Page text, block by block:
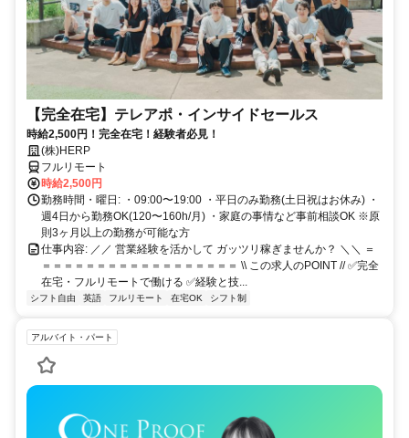
【完全在宅】テレアポ・インサイドセールス
時給2,500円！完全在宅！経験者必見！
(株)HERP
フルリモート
時給2,500円
勤務時間・曜日: ・09:00〜19:00 ・平日のみ勤務(土日祝はお休み) ・
週4日から勤務OK(120〜160h/月) ・家庭の事情など事前相談OK ※原
則3ヶ月以上の勤務が可能な方
仕事内容: ／／ 営業経験を活かして ガッツリ稼ぎませんか？ ＼＼ ＝
＝＝＝＝＝＝＝＝＝＝＝＝＝＝＝＝＝＝ \\ この求人のPOINT // ✅完全
在宅・フルリモートで働ける ✅経験と技...
シフト自由 英語 フルリモート 在宅OK シフト制
アルバイト・パート